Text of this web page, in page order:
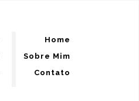
Home
Sobre Mim
Contato